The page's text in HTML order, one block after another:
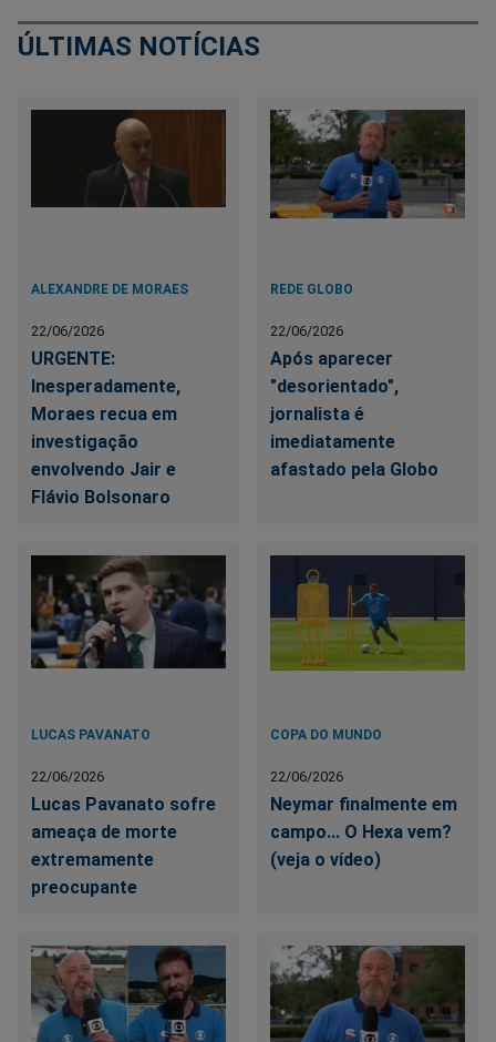
ÚLTIMAS NOTÍCIAS
ALEXANDRE DE MORAES
22/06/2026
URGENTE:
Inesperadamente,
Moraes recua em
investigação
envolvendo Jair e
Flávio Bolsonaro
REDE GLOBO
22/06/2026
Após aparecer
"desorientado",
jornalista é
imediatamente
afastado pela Globo
LUCAS PAVANATO
22/06/2026
Lucas Pavanato sofre
ameaça de morte
extremamente
preocupante
COPA DO MUNDO
22/06/2026
Neymar finalmente em
campo... O Hexa vem?
(veja o vídeo)